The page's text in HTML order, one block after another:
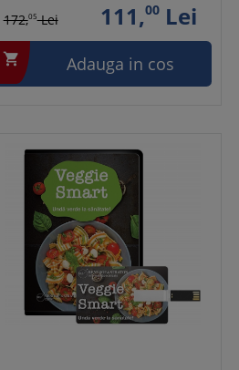
172,05Lei 111,00 Lei
 Adauga in cos